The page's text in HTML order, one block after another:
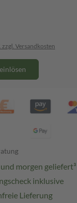
zzgl. Versandkosten
morgen geliefert³
inklusive
Lieferung